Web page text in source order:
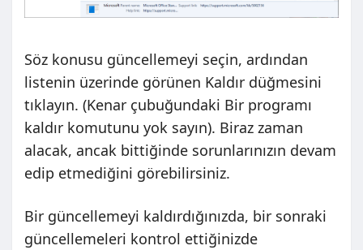
Söz konusu güncellemeyi seçin, ardından
listenin üzerinde görünen Kaldır düğmesini
tıklayın. (Kenar çubuğundaki Bir programı
kaldır komutunu yok sayın). Biraz zaman
alacak, ancak bittiğinde sorunlarınızın devam
edip etmediğini görebilirsiniz.
Bir güncellemeyi kaldırdığınızda, bir sonraki
güncellemeleri kontrol ettiğinizde